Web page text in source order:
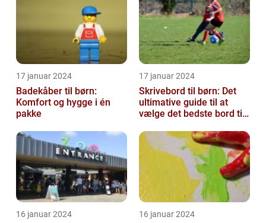
17 januar 2024
Badekåber til børn:
Komfort og hygge i én
pakke
17 januar 2024
Skrivebord til børn: Det
ultimative guide til at
vælge det bedste bord til
16 januar 2024 16 januar 2024